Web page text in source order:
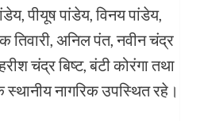
पीयूष पांडेय, विनय पांडेय,
तिवारी, अनिल पंत, नवीन चंद्र
चंद्र बिष्ट, बंटी कोरंगा तथा
नागरिक उपस्थित रहे।